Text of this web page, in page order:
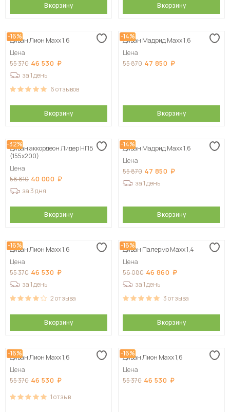
В корзину В корзину
-16%
Диван Лион Maxx 1,6
Цена
55 370 46 530
за 1 день
6отзывов
В корзину
-14%
Диван Мадрид Maxx 1,6
Цена
55 870 47 850
В корзину
-32%
Диван аккордеон Лидер НПБ
(155х200)
Цена
58 810 40 000
за 3 дня
В корзину
-14%
Диван Мадрид Maxx 1,6
Цена
55 870 47 850
за 1 день
В корзину
-16%
Диван Лион Maxx 1,6
Цена
55 370 46 530
за 1 день
2отзыва
В корзину
-16%
Диван Палермо Maxx 1,4
Цена
56 080 46 860
за 1 день
3отзыва
В корзину
-16%
Диван Лион Maxx 1,6
Цена
55 370 46 530
1отзыв
-16%
Диван Лион Maxx 1,6
Цена
55 370 46 530